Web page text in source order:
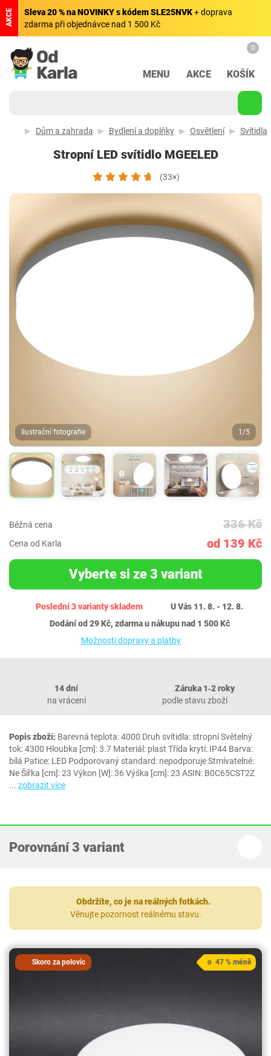
AKCE Sleva 20 % na NOVINKY s kódem SLE25NVK+ doprava
zdarma při objednávce nad 1 500 Kč
MENU AKCE
0
KOŠÍK
Dům a zahrada Bydlení a doplňky Osvětlení Svítidla
Stropní LED svítidlo MGEELED
(33×)
Ilustrační fotografie 1/5
Běžná cena 336 Kč
Cena od Karla od 139 Kč
Vyberte si ze 3 variant
Poslední 3 varianty skladem
U Vás 11. 8. - 12. 8.
Dodání od 29 Kč, zdarma u nákupu nad 1 500 Kč
Možnosti dopravy a platby
14 dní
na vrácení
Záruka 1‐2 roky
podle stavu zboží
Popis zboží: Barevná teplota: 4000 Druh svítidla: stropní Světelný
tok: 4300 Hloubka [cm]: 3.7 Materiál: plast Třída krytí: IP44 Barva:
bílá Patice: LED Podporovaný standard: nepodporuje Stmívatelné:
Ne Šířka [cm]: 23 Výkon [W]: 36 Výška [cm]: 23 ASIN: B0C65CST2Z
... zobrazit více
Porovnání 3 variant
Obdržíte, co je na reálných fotkách.
Věnujte pozornost reálnému stavu.
Skoro za polovic o 47 % méně